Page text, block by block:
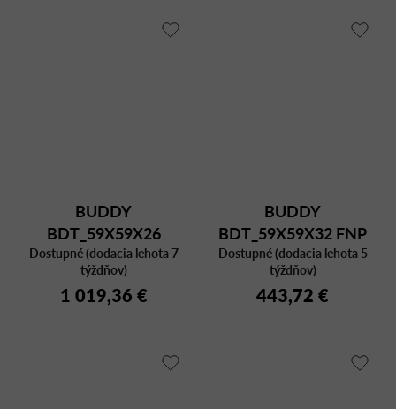
BUDDY
BDT_59X59X26
MARBLE NERO
Dostupné (dodacia lehota 7
týždňov)
1 019,36 €
BUDDY
BDT_59X59X32 FNP
NERO
Dostupné (dodacia lehota 5
týždňov)
443,72 €